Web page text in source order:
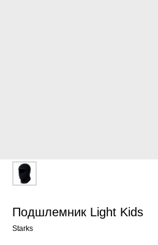
Подшлемник Light Kids
Starks